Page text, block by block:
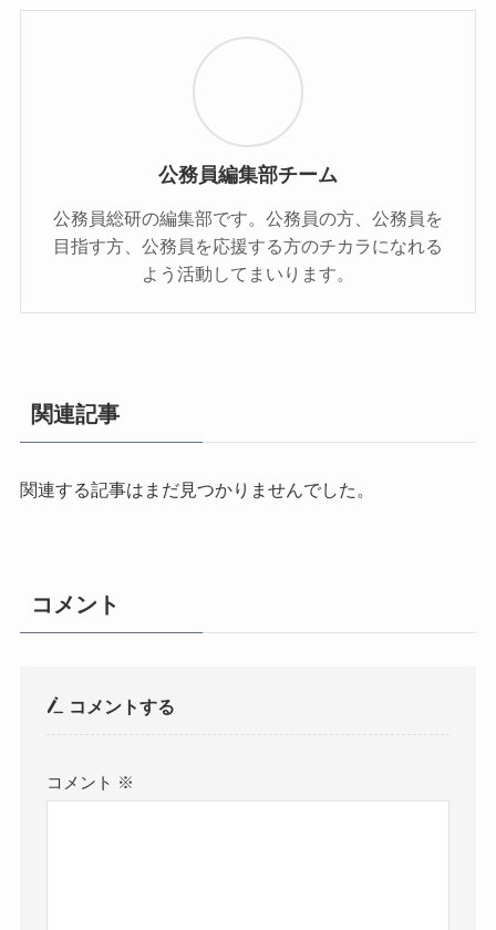
公務員編集部チーム
公務員総研の編集部です。公務員の方、公務員を
目指す方、公務員を応援する方のチカラになれる
よう活動してまいります。
関連記事
関連する記事はまだ見つかりませんでした。
コメント
コメントする
コメント ※